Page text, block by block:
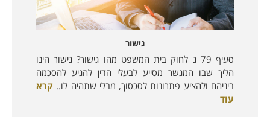
גישור
סעיף 79 ג לחוק בית המשפט מהו גישור? גישור הינו
הליך שבו המגשר מסייע לבעלי הדין להגיע להסכמה
ביניהם ולהציע פתרונות לסכסוך, מבלי שתהיה לו.. קרא
עוד